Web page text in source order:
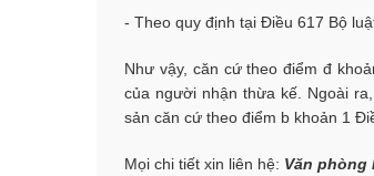
- Theo quy định tại Điều 617 Bộ
Như vậy, căn cứ theo điểm đ
của người nhận thừa kế. Ngoài
sản căn cứ theo điểm b khoản 1
Mọi chi tiết xin liên hệ: Văn phòng